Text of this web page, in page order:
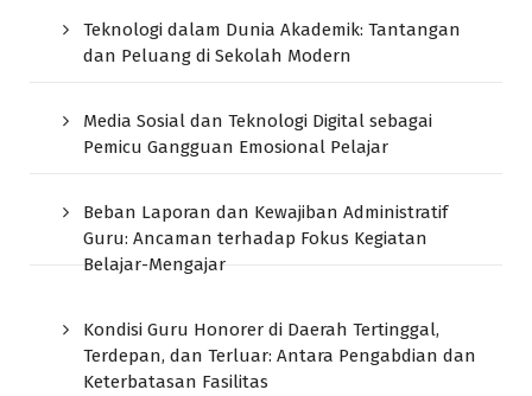
Teknologi dalam Dunia Akademik: Tantangan
dan Peluang di Sekolah Modern
Media Sosial dan Teknologi Digital sebagai
Pemicu Gangguan Emosional Pelajar
Beban Laporan dan Kewajiban Administratif
Guru: Ancaman terhadap Fokus Kegiatan
Belajar-Mengajar
Kondisi Guru Honorer di Daerah Tertinggal,
Terdepan, dan Terluar: Antara Pengabdian dan
Keterbatasan Fasilitas